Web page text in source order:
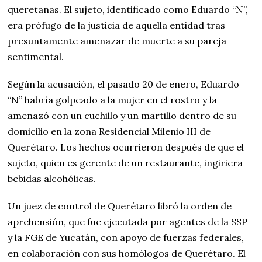
queretanas. El sujeto, identificado como Eduardo “N”,
era prófugo de la justicia de aquella entidad tras
presuntamente amenazar de muerte a su pareja
sentimental.
Según la acusación, el pasado 20 de enero, Eduardo
“N” habría golpeado a la mujer en el rostro y la
amenazó con un cuchillo y un martillo dentro de su
domicilio en la zona Residencial Milenio III de
Querétaro. Los hechos ocurrieron después de que el
sujeto, quien es gerente de un restaurante, ingiriera
bebidas alcohólicas.
Un juez de control de Querétaro libró la orden de
aprehensión, que fue ejecutada por agentes de la SSP
y la FGE de Yucatán, con apoyo de fuerzas federales,
en colaboración con sus homólogos de Querétaro. El